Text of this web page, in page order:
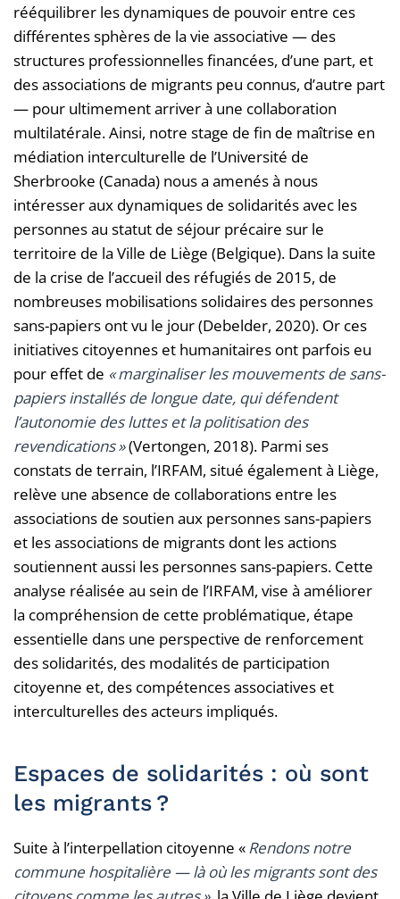
rééquilibrer les dynamiques de pouvoir entre ces
différentes sphères de la vie associative — des
structures professionnelles financées, d’une part, et
des associations de migrants peu connus, d’autre part
— pour ultimement arriver à une collaboration
multilatérale. Ainsi, notre stage de fin de maîtrise en
médiation interculturelle de l’Université de
Sherbrooke (Canada) nous a amenés à nous
intéresser aux dynamiques de solidarités avec les
personnes au statut de séjour précaire sur le
territoire de la Ville de Liège (Belgique). Dans la suite
de la crise de l’accueil des réfugiés de 2015, de
nombreuses mobilisations solidaires des personnes
sans-papiers ont vu le jour (Debelder, 2020). Or ces
initiatives citoyennes et humanitaires ont parfois eu
pour effet de « marginaliser les mouvements de sans-
papiers installés de longue date, qui défendent
l’autonomie des luttes et la politisation des
revendications »(Vertongen, 2018). Parmi ses
constats de terrain, l’IRFAM, situé également à Liège,
relève une absence de collaborations entre les
associations de soutien aux personnes sans-papiers
et les associations de migrants dont les actions
soutiennent aussi les personnes sans-papiers. Cette
analyse réalisée au sein de l’IRFAM, vise à améliorer
la compréhension de cette problématique, étape
essentielle dans une perspective de renforcement
des solidarités, des modalités de participation
citoyenne et, des compétences associatives et
interculturelles des acteurs impliqués.
Espaces de solidarités : où sont
les migrants ?
Suite à l’interpellation citoyenne « Rendons notre
commune hospitalière — là où les migrants sont des